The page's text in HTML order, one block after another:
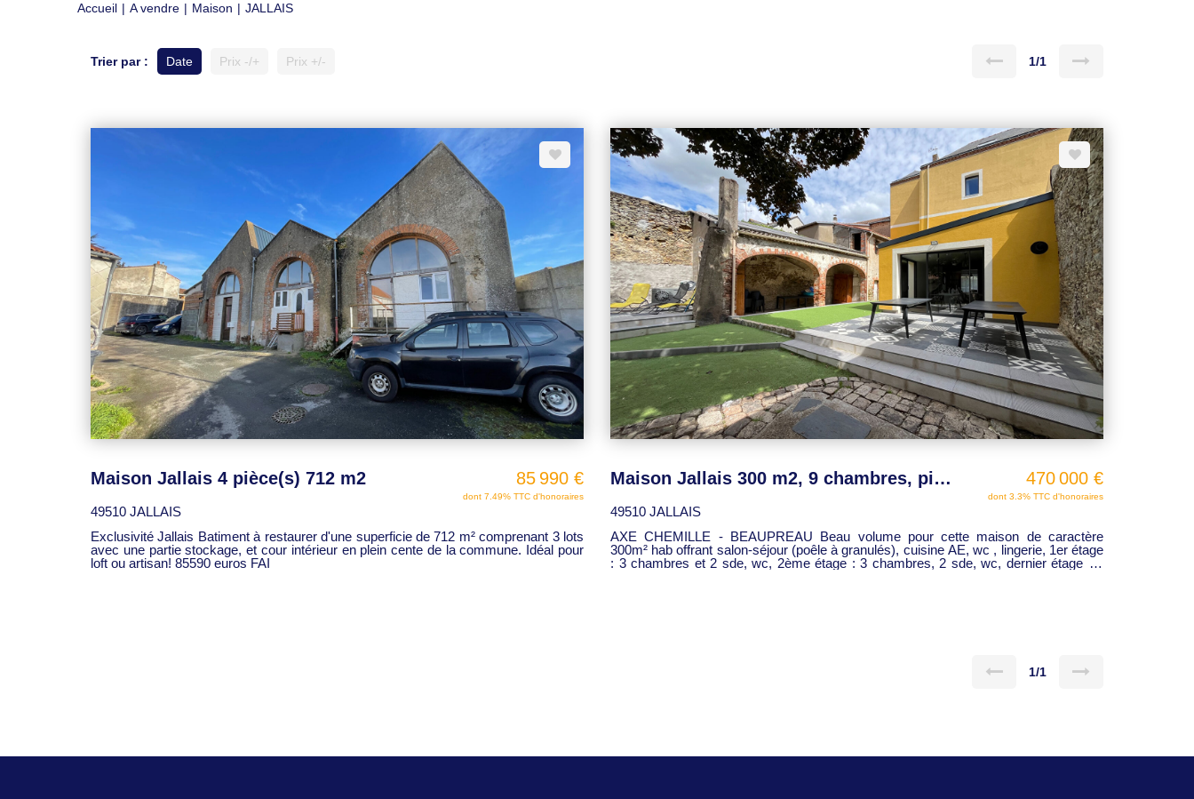
Accueil A vendre Maison JALLAIS
Trier par : Date Prix -/+ Prix +/- 1/1
Maison Jallais 4 pièce(s) 712 m2 85 990 €
dont 7.49% TTC d'honoraires
49510 JALLAIS
Exclusivité Jallais Batiment à restaurer d'une superficie de 712 m² comprenant 3 lots
avec une partie stockage, et cour intérieur en plein cente de la commune. Idéal pour
loft ou artisan! 85590 euros FAI
Maison Jallais 300 m2, 9 chambres, piscine , dépendances, terrain 470 000 €
dont 3.3% TTC d'honoraires
49510 JALLAIS
AXE CHEMILLE - BEAUPREAU Beau volume pour cette maison de caractère
300m² hab offrant salon-séjour (poêle à granulés), cuisine AE, wc , lingerie, 1er étage
: 3 chambres et 2 sde, wc, 2ème étage : 3 chambres, 2 sde, wc, dernier étage : 2
1/1